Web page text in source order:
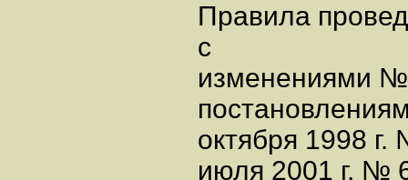
Правила
с
изменениями
октября 1998
июля 2001 г. №